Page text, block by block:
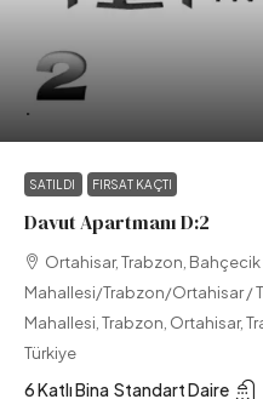
.
SATILDI FIRSAT KAÇTI
Davut Apartmanı D:2
Ortahisar, Trabzon,
Mahallesi/Trabzon/Ortahisar /
Mahallesi, Trabzon, Ortahisar,
Türkiye
6 Katlı Bina Standart Daire